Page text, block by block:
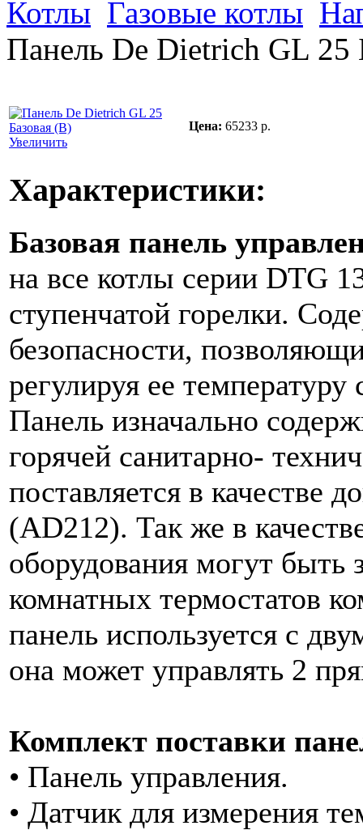
Котлы Газовые котлы
Панель De Dietrich GL 25
Увеличить
Цена: 65233 р.
Характеристики:
Базовая панель
на все котлы серии DTG
ступенчатой горелки.
безопасности,
регулируя ее
Панель изначально
горячей санитарно-
поставляется в качестве
(AD212). Так же в
оборудования могут быть
комнатных термостатов
панель используется с
она может управлять 2
Комплект поставки
• Панель управления.
• Датчик для измерения